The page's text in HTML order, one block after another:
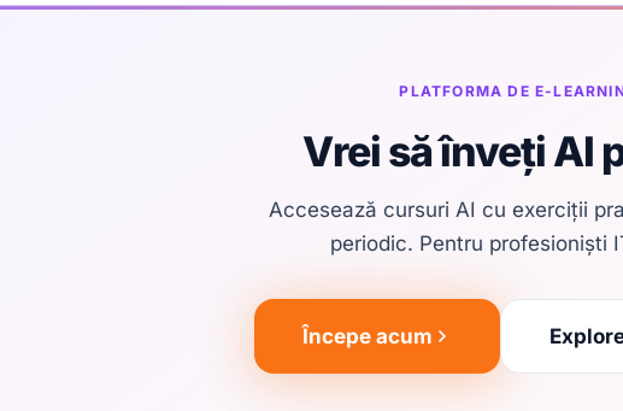
PLATFORMA DE E-
Vrei să înveți AI
Accesează cursuri AI cu exerciții
periodic. Pentru profesioniști
Începe acum